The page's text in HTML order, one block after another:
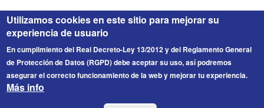
FICESA
Utilizamos cookies en este sitio para mejorar su
experiencia de usuario
En cumplimiento del Real Decreto-Ley 13/2012 y del Reglamento General
de Protección de Datos (RGPD) debe aceptar su uso, así podremos
asegurar el correcto funcionamiento de la web y mejorar tu experiencia.
Más info